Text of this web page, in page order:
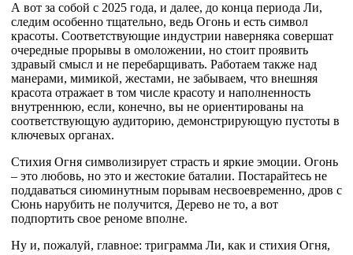
А вот за собой с 2025 года, и далее, до конца периода Ли,
следим особенно тщательно, ведь Огонь и есть символ
красоты. Соответствующие индустрии наверняка совершат
очередные прорывы в омоложении, но стоит проявить
здравый смысл и не перебарщивать. Работаем также над
манерами, мимикой, жестами, не забываем, что внешняя
красота отражает в том числе красоту и наполненность
внутреннюю, если, конечно, вы не ориентированы на
соответствующую аудиторию, демонстрирующую пустоты в
ключевых органах.
Стихия Огня символизирует страсть и яркие эмоции. Огонь
– это любовь, но это и жестокие баталии. Постарайтесь не
поддаваться сиюминутным порывам несвоевременно, дров с
Сюнь нарубить не получится, Дерево не то, а вот
подпортить свое реноме вполне.
Ну и, пожалуй, главное: триграмма Ли, как и стихия Огня,